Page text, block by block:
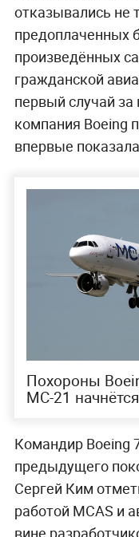
отказывались не
предоплаченных
произведённых
гражданской
первый случай за
компания Boeing
впервые
Похороны
МС-21
Командир Boeing
предыдущего
Сергей Ким
работой MCAS и
вине